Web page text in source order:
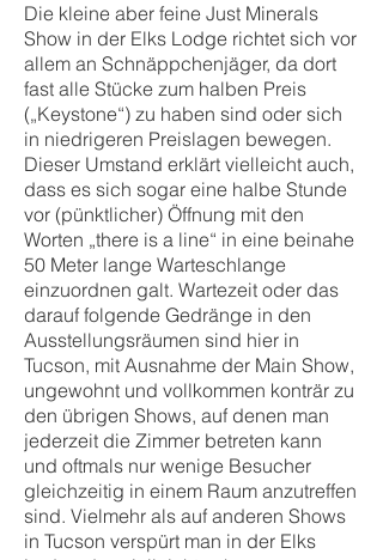
Die kleine aber feine Just Minerals
Show in der Elks Lodge richtet sich vor
allem an Schnäppchenjäger, da dort
fast alle Stücke zum halben Preis
(„Keystone“) zu haben sind oder sich
in niedrigeren Preislagen bewegen.
Dieser Umstand erklärt vielleicht auch,
dass es sich sogar eine halbe Stunde
vor (pünktlicher) Öffnung mit den
Worten „there is a line“ in eine beinahe
50 Meter lange Warteschlange
einzuordnen galt. Wartezeit oder das
darauf folgende Gedränge in den
Ausstellungsräumen sind hier in
Tucson, mit Ausnahme der Main Show,
ungewohnt und vollkommen konträr zu
den übrigen Shows, auf denen man
jederzeit die Zimmer betreten kann
und oftmals nur wenige Besucher
gleichzeitig in einem Raum anzutreffen
sind. Vielmehr als auf anderen Shows
in Tucson verspürt man in der Elks